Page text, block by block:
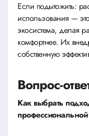
Если подытожить:
использования —
экосистема, делая
комфортнее. Их
собственную
Вопрос-
Как выбрать